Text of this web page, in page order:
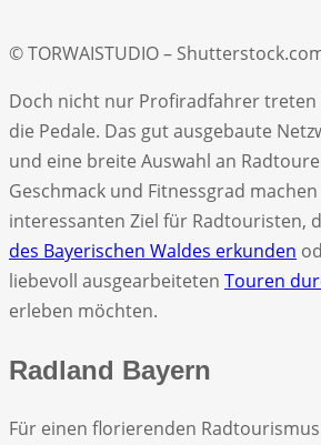
© TORWAISTUDIO –
Doch nicht nur Profiradfahrer treten
die Pedale. Das gut ausgebaute
und eine breite Auswahl an
Geschmack und Fitnessgrad
interessanten Ziel für Radtouristen,
des Bayerischen Waldes erkunden
liebevoll ausgearbeiteten Touren
erleben möchten.
Radland Bayern
Für einen florierenden